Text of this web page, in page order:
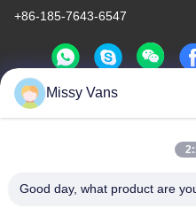
+86-185-7643-6547
プライバシー
中国 良質 日本のエンジン部分
TWOO AUTO INDUSTRIAL
Missy Vans
Good day, what product are